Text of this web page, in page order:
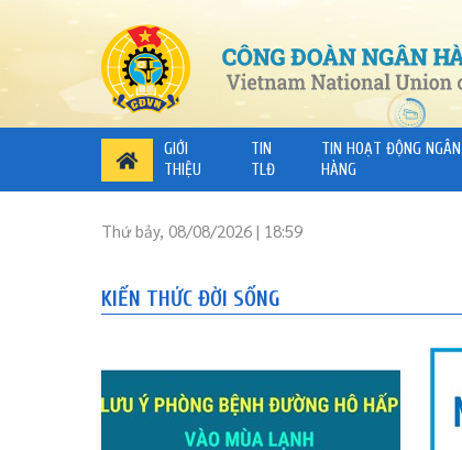
GIỚI
THIỆU
TIN
TLĐ
TIN HOẠT ĐỘNG NGÂN
HÀNG
Thứ bảy, 08/08/2026 | 18:59
KIẾN THỨC ĐỜI SỐNG